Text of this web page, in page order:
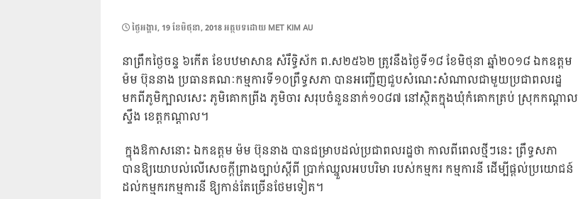
POSTED
ថ្ងៃ​អង្គារ, 19 ខែ​មិថុនា, 2018អត្ថបទដោយ MET KIM AU
នាព្រឹកថ្ងៃចន្ទ ៦កើត ខែបឋមាសាឌ សំរឹទ្ធិស័ក ព.ស២៥៦២ ត្រូវនឹងថ្ងៃទី១៨ ខែមិថុនា ឆ្នាំ២០១៨ ឯកឧត្តម
ម៉ម ប៊ុននាង ប្រធានគណៈកម្មការទី១០ព្រឹទ្ធសភា បានអញ្ជើញជួបសំណេះសំណាលជាមួយប្រជាពលរដ្ឋ
មកពីភូមិក្បាលសេះ ភូមិគោកព្រីង ភូមិចារ សរុបចំនួននាក់១០៨៧ នៅស្ថិតក្នុងឃុំកំគោកត្រប់ ស្រុកកណ្តាល
ស្ទឹង ខេត្តកណ្តាល។
​ ក្នុងឱកាសនោះ​ ឯកឧត្តម ម៉ម ប៊ុននាង បានជម្រាបដល់ប្រជាពលរដ្ឋថា កាលពីពេលថ្មីៗនេះ ព្រឹទ្ធសភា
បានឱ្យយោបល់លើសេចក្តីព្រាងច្បាប់ស្តីពី ប្រាក់ឈ្នួលអបបរិមា របស់កម្មករ កម្មការនី ដើម្បីផ្តល់ប្រយោជន៍
ដល់កម្មករកម្មការនី ឱ្យកាន់តែច្រើនថែមទៀត។